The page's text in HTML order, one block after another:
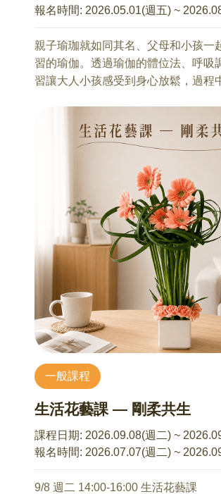
報名時間: 2026.05.01(週五) ~
親子瑜珈就如同其名、父母和小孩一
習的瑜伽。透過瑜伽的體位法、呼吸
習讓大人小孩感受到身心放鬆，過程
加安定平穩。
在玩瑜伽的過程裡、除了增加身體的
肉的強韌、強化核心肌群與背部肌群
的狀態和駝背，還有在玩瑜珈裡發揮
特的呼吸練習法幫助父母和小孩培養
到更深沈的放鬆和平衡。
注意事項：
1、請學員穿著適合伸展運動的衣物
(或可鋪墊的毯子)
2、教室內禁止用餐 (飲水可)
3、小孩年齡限制在3~9歲
【講座資訊】
講師：彭慧珊 老師
(「瑜伽折學 Podcast」節目主持人、
盟 RYT200認證師資、中華民國兒童
童瑜伽認證師資)
課程費用：每堂課每對親子500元 (一
一般課程
生活花藝課 — 剛柔共生
課程日期: 2026.09.08(週二) ~
報名時間: 2026.07.07(週二) ~
9/8 週二 14:00-16:00 生活花藝課